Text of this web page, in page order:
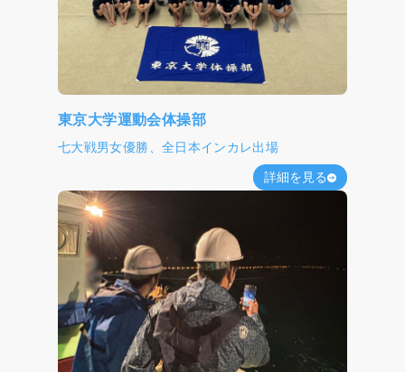
東京大学運動会体操部
七大戦男女優勝、全日本インカレ出場
詳細を見る